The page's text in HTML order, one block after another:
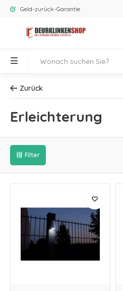
Geld-zurück-Garantie
Zurück
Erleichterung
Filter